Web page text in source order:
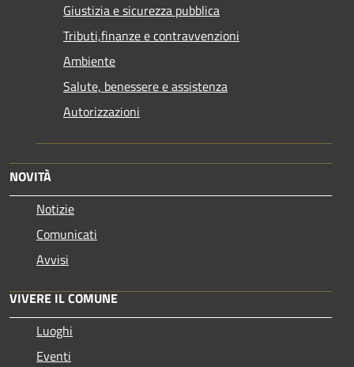
Giustizia e sicurezza pubblica
Tributi,finanze e contravvenzioni
Ambiente
Salute, benessere e assistenza
Autorizzazioni
NOVITÀ
Notizie
Comunicati
Avvisi
VIVERE IL COMUNE
Luoghi
Eventi